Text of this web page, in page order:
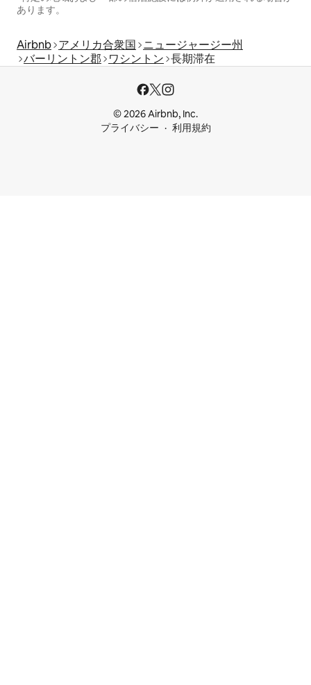
あります。
Airbnb アメリカ合衆国 ニュージャージー州
バーリントン郡
ワシントン 長期滞在
© 2026 Airbnb, Inc.
プライバシー
利用規約